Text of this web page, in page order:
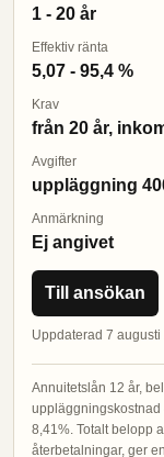
1 - 20 år
Effektiv ränta
5,07 - 95,4 %
Krav
från 20 år,
Avgifter
uppläggning
Anmärkning
Ej angivet
Till ansökan
Uppdaterad 7 augusti
Annuitetslån 12 år,
uppläggningskostnad
8,41%. Totalt belopp
återbetalningar, ger